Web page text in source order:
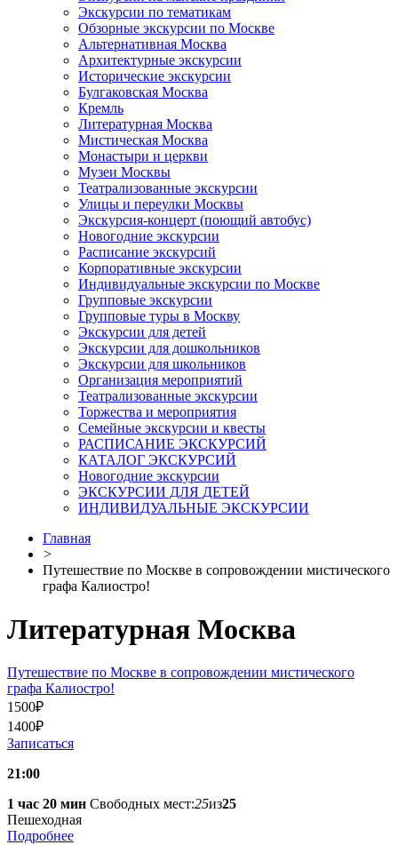
Экскурсии по тематикам
Обзорные экскурсии по Москве
Альтернативная Москва
Архитектурные экскурсии
Исторические экскурсии
Булгаковская Москва
Кремль
Литературная Москва
Мистическая Москва
Монастыри и церкви
Музеи Москвы
Театрализованные экскурсии
Улицы и переулки Москвы
Экскурсия-концерт (поющий автобус)
Новогодние экскурсии
Расписание экскурсий
Корпоративные экскурсии
Индивидуальные экскурсии по Москве
Групповые экскурсии
Групповые туры в Москву
Экскурсии для детей
Экскурсии для дошкольников
Экскурсии для школьников
Организация мероприятий
Театрализованные экскурсии
Торжества и мероприятия
Семейные экскурсии и квесты
РАСПИСАНИЕ ЭКСКУРСИЙ
КАТАЛОГ ЭКСКУРСИЙ
Новогодние экскурсии
ЭКСКУРСИИ ДЛЯ ДЕТЕЙ
ИНДИВИДУАЛЬНЫЕ ЭКСКУРСИИ
Главная
>
Путешествие по Москве в сопровождении мистического
графа Калиостро!
Литературная Москва
Путешествие по Москве в сопровождении мистического
графа Калиостро!
1500₽
1400₽
Записаться
21:00
1 час 20 мин Свободных мест:25из25
Пешеходная
Подробнее